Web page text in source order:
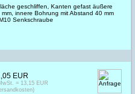
geschliffen, Kanten gefast äußere
innere Bohrung mit Abstand 40 mm
Senkschraube
EUR
= 13,15 EUR